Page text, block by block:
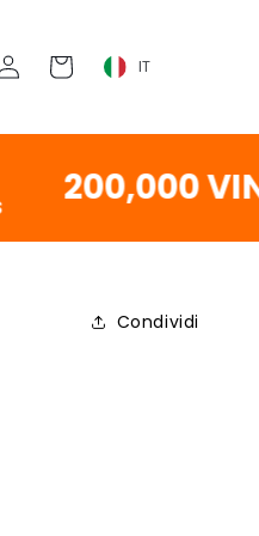
Carrello IT
VINTAGE
Condividi